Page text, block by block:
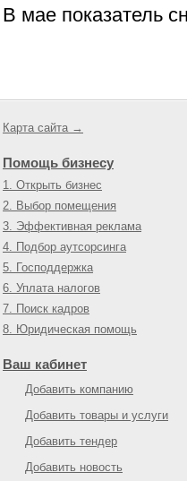
В мае показатель
Карта сайта →
Помощь бизнесу
1. Открыть бизнес
2. Выбор помещения
3. Эффективная реклама
4. Подбор аутсорсинга
5. Господдержка
6. Уплата налогов
7. Поиск кадров
8. Юридическая помощь
Ваш кабинет
Добавить компанию
Добавить товары и услуги
Добавить тендер
Добавить новость